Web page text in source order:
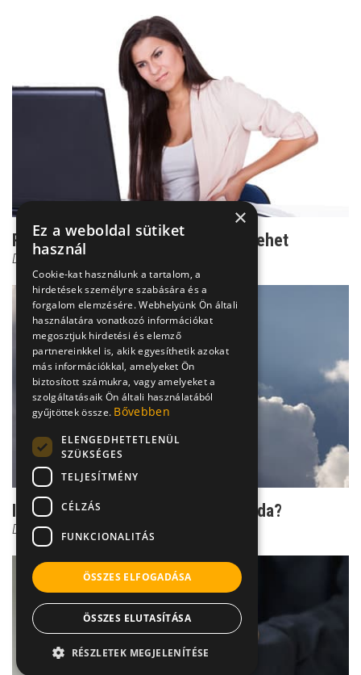
Rejtélyes csípőfájás: lúdtalptól is lehet
Dr. Boross György
Időjós ízületek: valóság vagy legenda?
Dr. Boross György
×
Ez a weboldal sütiket
használ
Cookie-kat használunk a tartalom, a
hirdetések személyre szabására és a
forgalom elemzésére. Webhelyünk Ön általi
használatára vonatkozó információkat
megosztjuk hirdetési és elemző
partnereinkkel is, akik egyesíthetik azokat
más információkkal, amelyeket Ön
biztosított számukra, vagy amelyeket a
szolgáltatásaik Ön általi használatából
gyűjtöttek össze. Bővebben
ELENGEDHETETLENÜL
SZÜKSÉGES
TELJESÍTMÉNY
CÉLZÁS
FUNKCIONALITÁS
ÖSSZES ELFOGADÁSA
ÖSSZES ELUTASÍTÁSA
RÉSZLETEK MEGJELENÍTÉSE